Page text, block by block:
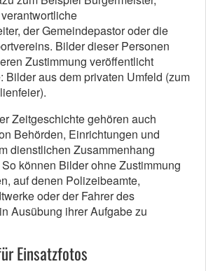
der Gemeindepastor oder die
Bilder dieser Personen
Zustimmung veröffentlicht
Bilder aus dem privaten Umfeld (zum
Zeitgeschichte gehören auch
Behörden, Einrichtungen und
dienstlichen Zusammenhang
können Bilder ohne Zustimmung
auf denen Polizeibeamte,
oder der Fahrer des
Ausübung ihrer Aufgabe zu
Einsatzfotos